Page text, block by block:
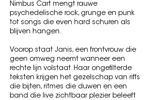
Nimbus Cart mengt rauwe
psychedelische rock, grunge en punk
tot songs die even hard schuren als
blijven hangen.
Voorop staat Janis, een frontvrouw die
geen omweg neemt wanneer een
rechte lijn volstaat. Haar ongefilterde
teksten krijgen het gezelschap van riffs
die bijten, ritmes die duwen en een
band die live zichtbaar plezier beleeft